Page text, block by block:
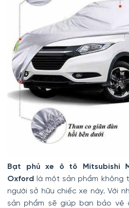
Bạt phủ xe ô tô Mitsubishi
Oxford
là một sản phẩm không
người sở hữu chiếc xe này. Với
sản phẩm sẽ giúp bạn bảo vệ